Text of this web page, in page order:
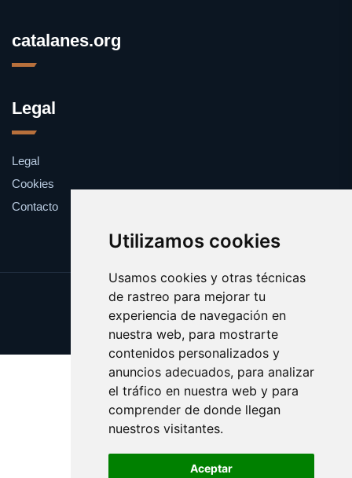
Utilizamos cookies
Usamos cookies y otras técnicas
de rastreo para mejorar tu
experiencia de navegación en
nuestra web, para mostrarte
contenidos personalizados y
anuncios adecuados, para analizar
el tráfico en nuestra web y para
comprender de donde llegan
nuestros visitantes.
Aceptar
catalanes.org
Legal
Legal
Cookies
Contacto
Update cookies preferences
Copyright © 2025 catalanes.org